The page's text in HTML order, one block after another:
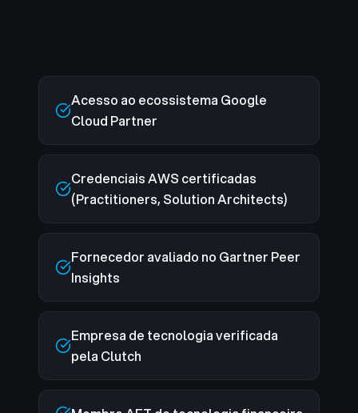
Acesso ao ecossistema Google
Cloud Partner
Credenciais AWS certificadas
(Practitioners, Solution Architects)
Fornecedor avaliado no Gartner Peer
Insights
Empresa de tecnologia verificada
pela Clutch